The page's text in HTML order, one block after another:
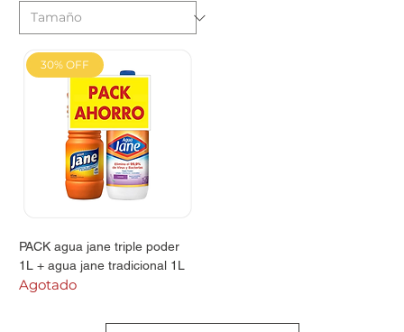
30% OFF
PACK agua jane triple poder
1L + agua jane tradicional 1L
Agotado